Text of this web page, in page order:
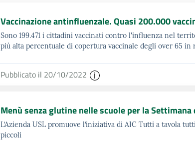
Vaccinazione antinfluenzale. Quasi 200.000
Sono 199.471 i cittadini vaccinati contro l'influenza nel
più alta percentuale di copertura vaccinale degli over 65 in
Pubblicato il 20/10/2022
Menù senza glutine nelle scuole per la
L’Azienda USL promuove l’iniziativa di AIC Tutti a tavola
piccoli